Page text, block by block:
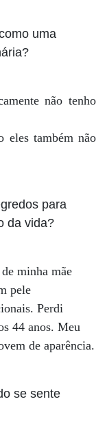
uma
não tenho
eles também não
para
da vida?
minha mãe
pele
Perdi
44 anos. Meu
de aparência.
se sente